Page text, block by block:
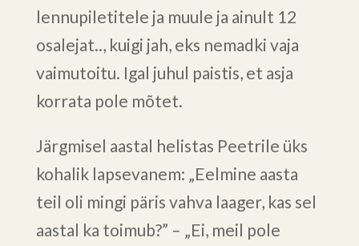
lennupiletitele ja muule ja ainult 12
osalejat.., kuigi jah, eks nemadki vaja
vaimutoitu. Igal juhul paistis, et asja
korrata pole mõtet.
Järgmisel aastal helistas Peetrile üks
kohalik lapsevanem: „Eelmine aasta
teil oli mingi päris vahva laager, kas sel
aastal ka toimub?” – „Ei, meil pole